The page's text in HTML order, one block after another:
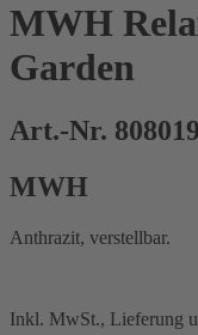
MWH
Garden
Art.-Nr.
MWH
Anthrazit, verstellbar.
Inkl. MwSt., Lieferung